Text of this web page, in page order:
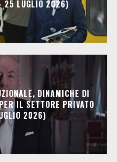
25 LUGLIO 2026)
DINAMICHE DI
IL SETTORE PRIVATO
2026)